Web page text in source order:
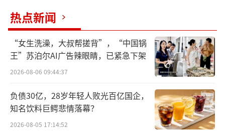
收益约为303.32亿元，较去年上升6.1%；公司
权益持有人应占溢利约为18.49亿元，较去年上
升10.9%。其中，饮品业务收益录得约192.41
亿元，较去年增长8.2%。业内分析人士指出，
巨头加码养生水赛道，不光要与已占据渠道优
势的品牌抢占市场，还要平衡自身业务需要，
热点新闻
“女生洗澡，大叔帮搓背”，“中国锅
王”苏泊尔AI广告辣眼睛，已紧急下架
2026-08-06 09:44:37
负债30亿，28岁年轻人败光百亿国企，
知名饮料巨鳄悲情落幕？
2026-08-05 17:14:52